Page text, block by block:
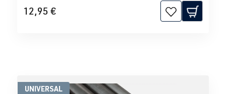
12,95 €
UNIVERSAL